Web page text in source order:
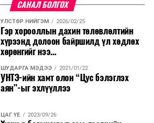
САНАЛ БОЛГОХ
УЛСТӨР НИЙГЭМ 2026/02/25
Гэр хорооллын дахин төлөвлөлтийн
хүрээнд долоон байршилд үл хөдлөх
хөрөнгийг нээ...
ШУДАРГА МЭДЭЭ 2021/01/22
УНТЭ-ийн хамт олон “Цус бэлэглэх
аян”-ыг эхлүүллээ
ЦАГ ҮЕ 2023/09/26